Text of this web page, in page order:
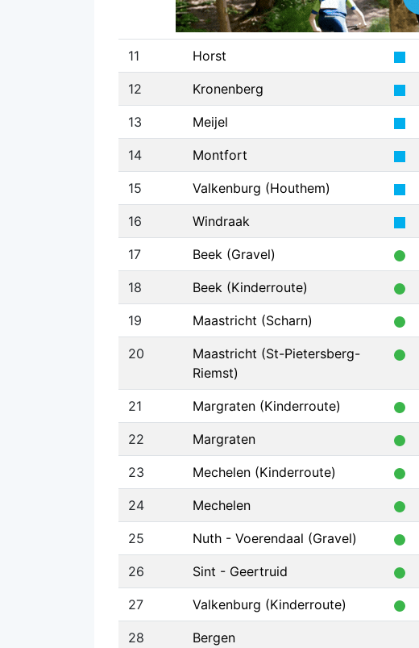
11 Horst
12 Kronenberg
13 Meijel
14 Montfort
15 Valkenburg (Houthem)
16 Windraak
17 Beek (Gravel)
18 Beek (Kinderroute)
19 Maastricht (Scharn)
20
Maastricht (St-Pietersberg-
Riemst)
21 Margraten (Kinderroute)
22 Margraten
23 Mechelen (Kinderroute)
24 Mechelen
25 Nuth - Voerendaal (Gravel)
26 Sint - Geertruid
27 Valkenburg (Kinderroute)
28 Bergen